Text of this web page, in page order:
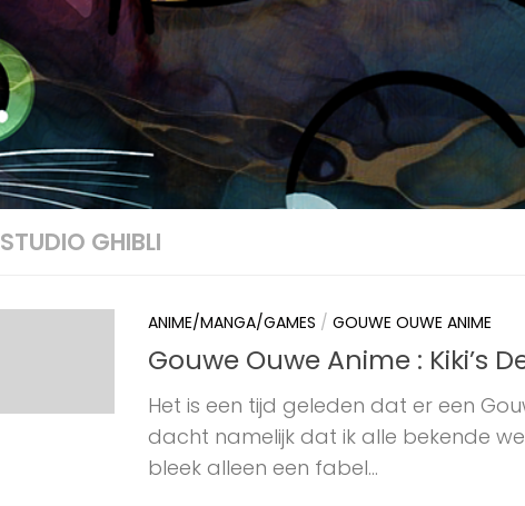
STUDIO GHIBLI
ANIME/MANGA/GAMES / GOUWE OUWE ANIME
Gouwe Ouwe Anime : Kiki’s
Het is een tijd geleden dat er een
dacht namelijk dat ik alle bekende
bleek alleen een fabel...